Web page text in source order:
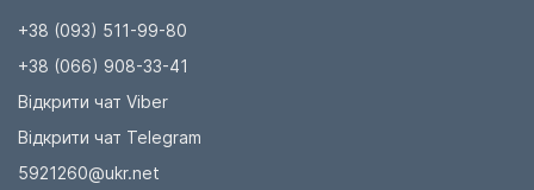
+38 (093) 511-99-80
+38 (066) 908-33-41
Відкрити чат Viber
Відкрити чат Telegram
5921260@ukr.net